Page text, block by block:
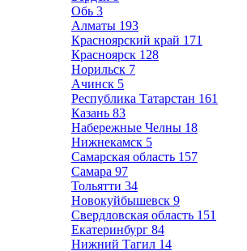
Обь 3
Алматы 193
Красноярский край 171
Красноярск 128
Норильск 7
Ачинск 5
Республика Татарстан 161
Казань 83
Набережные Челны 18
Нижнекамск 5
Самарская область 157
Самара 97
Тольятти 34
Новокуйбышевск 9
Свердловская область 151
Екатеринбург 84
Нижний Тагил 14